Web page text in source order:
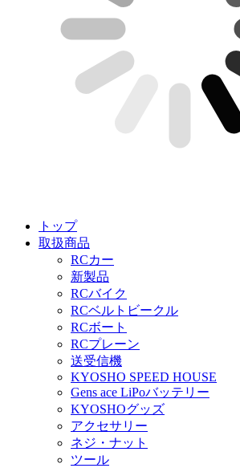
トップ
取扱商品
RCカー
新製品
RCバイク
RCベルトビークル
RCボート
RCプレーン
送受信機
KYOSHO SPEED HOUSE
Gens ace LiPoバッテリー
KYOSHOグッズ
アクセサリー
ネジ・ナット
ツール